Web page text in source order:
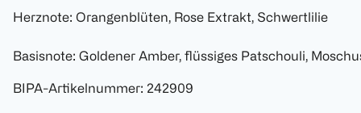
Herznote: Orangenblüten, Rose Extrakt, Schwertlilie
Basisnote: Goldener Amber, flüssiges Patschouli,
BIPA-Artikelnummer: 242909